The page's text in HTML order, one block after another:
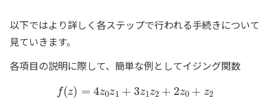
以下ではより詳しく各ステップで行われる手続きについて
見ていきます。
各項目の説明に際して、簡単な例としてイジング関数
f(z) z0 z1 + 3z1 z2 + 2z0 + 2